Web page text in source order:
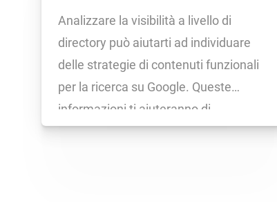
Analizzare la visibilità a livello di
directory può aiutarti ad individuare
delle strategie di contenuti funzionali
per la ricerca su Google. Queste
informazioni ti aiuteranno di
conseguenza migliorare la performance